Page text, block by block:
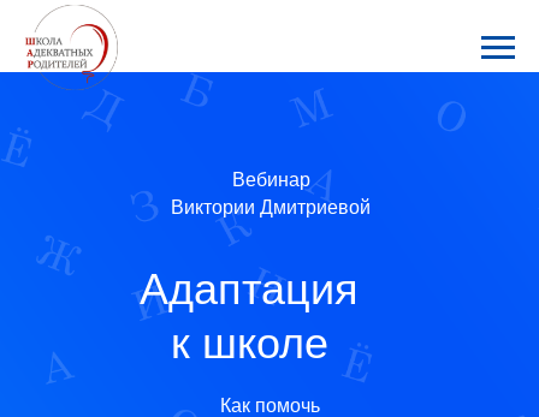
Как помочь
Адаптация
к школе
Вебинар
Виктории Дмитриевой